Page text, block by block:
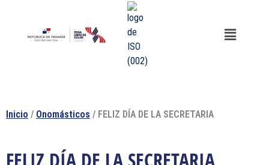
Inicio / Onomásticos / FELIZ DÍA DE LA SECRETARIA